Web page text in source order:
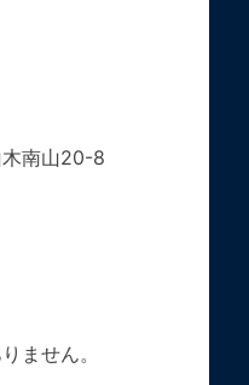
南山20-8
ません。